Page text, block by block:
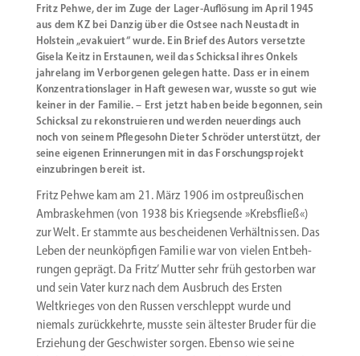
Fritz Pehwe, der im Zuge der Lager-Auflösung im April 1945
aus dem KZ bei Danzig über die Ostsee nach Neustadt in
Holstein „evakuiert“ wurde. Ein Brief des Autors versetzte
Gisela Keitz in Erstaunen, weil das Schicksal ihres Onkels
jahrelang im Verborgenen gelegen hatte. Dass er in einem
Konzentrationslager in Haft gewesen war, wusste so gut wie
keiner in der Familie. – Erst jetzt haben beide begonnen, sein
Schicksal zu rekonstruieren und werden neuerdings auch
noch von seinem Pflegesohn Dieter Schröder unterstützt, der
seine eigenen Erinnerungen mit in das Forschungsprojekt
einzubringen bereit ist.
Fritz Pehwe kam am 21. März 1906 im ostpreu­ßi­schen
Ambras­kehmen (von 1938 bis Kriegsende »Krebs­fließ«)
zur Welt. Er stammte aus beschei­denen Verhält­nissen. Das
Leben der neunköp­figen Familie war von vielen Entbeh­
rungen geprägt. Da Fritz’ Mutter sehr früh gestorben war
und sein Vater kurz nach dem Ausbruch des Ersten
Weltkrieges von den Russen verschleppt wurde und
niemals zurück­kehrte, musste sein ältester Bruder für die
Erziehung der Geschwister sorgen. Ebenso wie seine